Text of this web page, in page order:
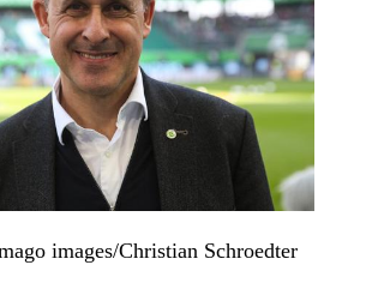
images/Christian Schroedter